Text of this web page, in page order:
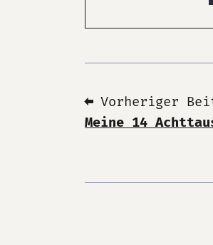
⬅ Vorheriger
Meine 14